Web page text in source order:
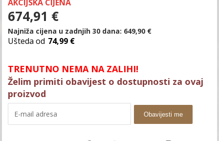
AKCIJSKA CIJENA
674,91 €
Najniža cijena u zadnjih 30 dana: 649,90 €
Ušteda od 74,99 €
TRENUTNO NEMA NA ZALIHI!
Želim primiti obavijest o dostupnosti za ovaj
proizvod
Obavijesti me